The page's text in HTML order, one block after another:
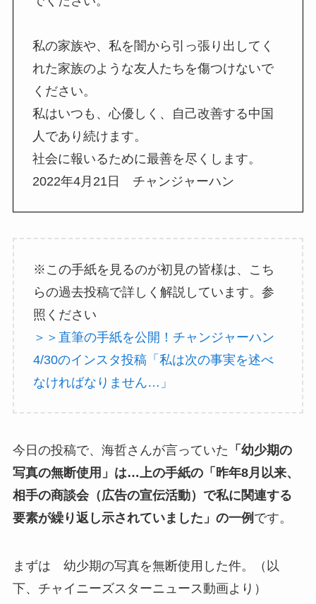
私の家族や、私を闇から引っ張り出してく
れた家族のような友人たちを傷つけないで
ください。
私はいつも、心優しく、自己改善する中国
人であり続けます。
社会に報いるために最善を尽くします。
2022年4月21日 チャンジャーハン
※この手紙を見るのが初見の皆様は、こち
らの過去投稿で詳しく解説しています。参
照ください
＞＞直筆の手紙を公開！チャンジャーハン
4/30のインスタ投稿「私は次の事実を述べ
なければなりません…」
今日の投稿で、海哲さんが言っていた 「幼少期の
写真の無断使用」は…上の手紙の「昨年8月以来、
相手の商談会（広告の宣伝活動）で私に関連する
要素が繰り返し示されていました」の一例 です。
まずは 幼少期の写真を無断使用した件。（以
下、チャイニーズスターニュース動画より）